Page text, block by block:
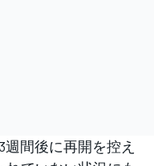
間後に再開を控え